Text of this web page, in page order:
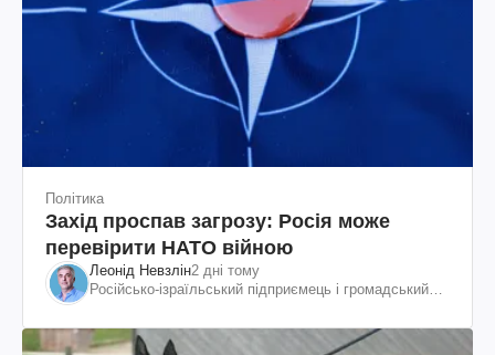
Політика
Захід проспав загрозу: Росія може
перевірити НАТО війною
Леонід Невзлін2 дні тому
Російсько-ізраїльський підприємець і громадський